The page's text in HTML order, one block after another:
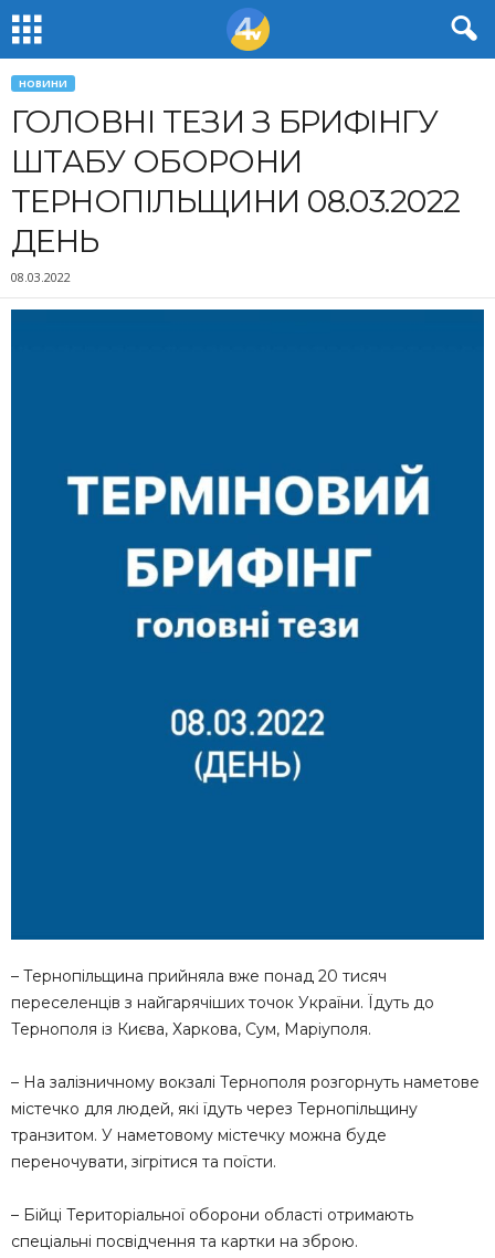
НОВИНИ
ГОЛОВНІ ТЕЗИ З БРИФІНГУ
ШТАБУ ОБОРОНИ
ТЕРНОПІЛЬЩИНИ 08.03.2022
ДЕНЬ
08.03.2022
– Тернопільщина прийняла вже понад 20 тисяч
переселенців з найгарячіших точок України. Їдуть до
Тернополя із Києва, Харкова, Сум, Маріуполя.
– На залізничному вокзалі Тернополя розгорнуть наметове
містечко для людей, які їдуть через Тернопільщину
транзитом. У наметовому містечку можна буде
переночувати, зігрітися та поїсти.
– Бійці Територіальної оборони області отримають
спеціальні посвідчення та картки на зброю.